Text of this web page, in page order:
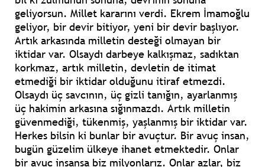
geliyorsun. Millet kararını verdi. Ekrem İmamoğlu
geliyor, bir devir bitiyor, yeni bir devir başlıyor.
Artık arkasında milletin desteği olmayan bir
iktidar var. Olsaydı darbeye kalkışmaz, sadıktan
korkmaz, artık milletin, devletin de itimat
etmediği bir iktidar olduğunu itiraf etmezdi.
Olsaydı üç savcının, üç gizli tanığın, ayarlanmış
üç hakimin arkasına sığınmazdı. Artık milletin
güvenmediği, tükenmiş, yaşlanmış bir iktidar var.
Herkes bilsin ki bunlar bir avuçtur. Bir avuç insan,
bugün güzelim ülkeye ihanet etmektedir. Onlar
bir avuç insansa biz milyonlarız. Onlar azlar, biz